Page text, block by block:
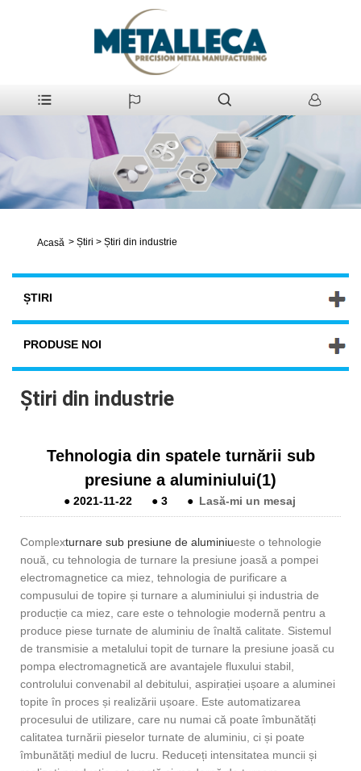
Acasă > Știri > Știri din industrie
ȘTIRI
PRODUSE NOI
Știri din industrie
Tehnologia din spatele turnării sub
presiune a aluminiului(1)
● 2021-11-22 ● 3 ● Lasă-mi un mesaj
Complexturnare sub presiune de aluminiueste o tehnologie
nouă, cu tehnologia de turnare la presiune joasă a pompei
electromagnetice ca miez, tehnologia de purificare a
compusului de topire și turnare a aluminiului și industria de
producție ca miez, care este o tehnologie modernă pentru a
produce piese turnate de aluminiu de înaltă calitate. Sistemul
de transmisie a metalului topit de turnare la presiune joasă cu
pompa electromagnetică are avantajele fluxului stabil,
controlului convenabil al debitului, aspirației ușoare a aluminei
topite în proces și realizării ușoare. Este automatizarea
procesului de utilizare, care nu numai că poate îmbunătăți
calitatea turnării pieselor turnate de aluminiu, ci și poate
îmbunătăți mediul de lucru. Reduceți intensitatea muncii și